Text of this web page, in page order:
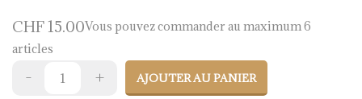
CHF15.00Vous pouvez commander au maximum 6
articles
AJOUTER AU PANIER